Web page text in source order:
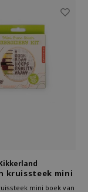
kruissteek mini
boekmini boek van